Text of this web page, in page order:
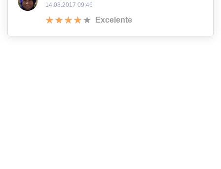
14.08.2017 09:46
Excelente